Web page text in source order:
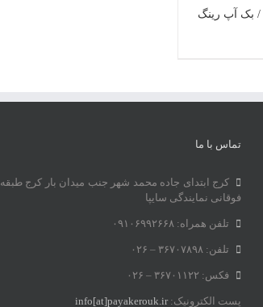
تماس با ما
کرج ابتدای جاده محمد شهر جنب میدان بار کرج طبقه
فوقانی نمایندگی سایپا
تلفن همراه: ۰۹۱۰۶۹۹۲۶۶۸
تلفن: ۳۶۷۰۷۸۹۸ – ۰۲۶
فکس: ۳۶۷۰۱۱۲۲ – ۰۲۶
پست الکترونیک:info[at]payakerouk.ir